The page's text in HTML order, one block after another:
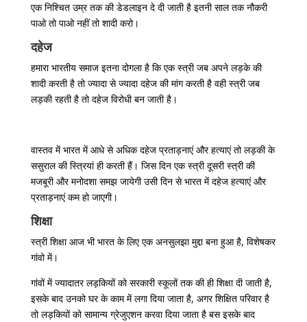
एक निश्चित उम्र तक की डेडलाइन दे दी जाती है इतनी साल तक नौकरी
पाओ तो पाओ नहीं तो शादी करो।
दहेज
हमारा भारतीय समाज इतना दोगला है कि एक स्त्री जब अपने लड़के की
शादी करती है तो ज्यादा से ज्यादा दहेज की मांग करती है वही स्त्री जब
लड़की रहती है तो दहेज विरोधी बन जाती है।
वास्तव में भारत में आधे से अधिक दहेज प्रताड़नाएं और हत्याएं तो लड़की के
ससुराल की स्त्रियां ही करती हैं। जिस दिन एक स्त्री दूसरी स्त्री की
मजबूरी और मनोदशा समझ जायेगी उसी दिन से भारत में दहेज हत्याएं और
प्रताड़नाएं कम हो जाएगी।
शिक्षा
स्त्री शिक्षा आज भी भारत के लिए एक अनसुलझा मुद्दा बना हुआ है, विशेषकर
गांवो में।
गांवों में ज्यादातर लड़कियों को सरकारी स्कूलों तक की ही शिक्षा दी जाती है,
इसके बाद उनको घर के काम में लगा दिया जाता है, अगर शिक्षित परिवार है
तो लड़कियों को सामान्य ग्रेजुएशन करवा दिया जाता है बस इसके बाद